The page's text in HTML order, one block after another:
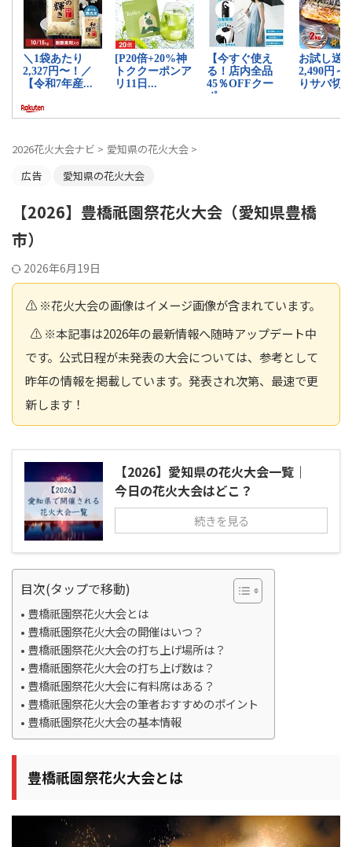
2026花火大会ナビ > 愛知県の花火大会 >
広告
愛知県の花火大会
【2026】豊橋祇園祭花火大会（愛知県豊橋
市）
2026年6月19日
⚠️ ※花火大会の画像はイメージ画像が含まれています。
⚠️ ※本記事は2026年の最新情報へ随時アップデート中
です。公式日程が未発表の大会については、参考として
昨年の情報を掲載しています。発表され次第、最速で更
新します！
【2026】愛知県の花火大会一覧｜
今日の花火大会はどこ？
続きを見る
目次(タップで移動)
豊橋祇園祭花火大会とは
豊橋祇園祭花火大会の開催はいつ？
豊橋祇園祭花火大会の打ち上げ場所は？
豊橋祇園祭花火大会の打ち上げ数は？
豊橋祇園祭花火大会に有料席はある？
豊橋祇園祭花火大会の筆者おすすめのポイント
豊橋祇園祭花火大会の基本情報
豊橋祇園祭花火大会とは